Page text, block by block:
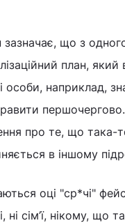
зазначає, що з
план,
особи,
про те, що така-
в іншому
оці "ср*чі"
ні сім’ї, нікому,